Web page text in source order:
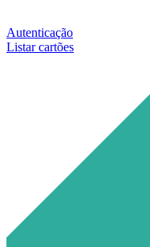
Autenticação
Listar cartões